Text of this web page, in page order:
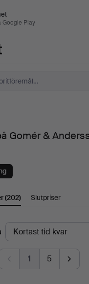
Google Play
Gomér &
(202) Slutpriser
1 5